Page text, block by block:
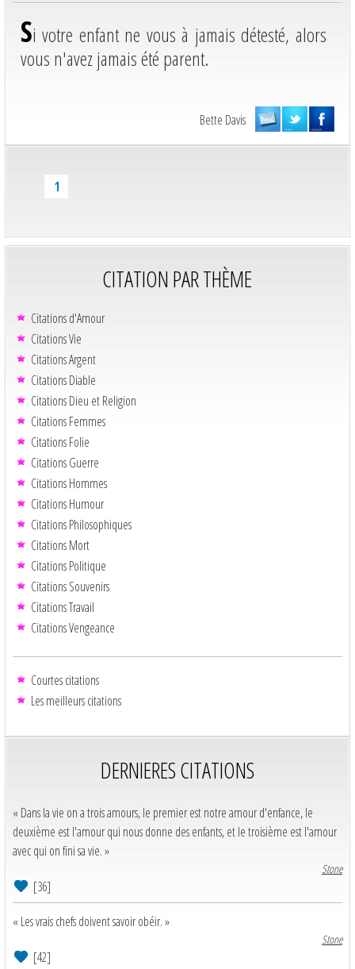
Si votre enfant ne vous à jamais détesté, alors
vous n'avez jamais été parent.
Bette Davis
1
CITATION PAR THÈME
Citations d'Amour
Citations Vie
Citations Argent
Citations Diable
Citations Dieu et Religion
Citations Femmes
Citations Folie
Citations Guerre
Citations Hommes
Citations Humour
Citations Philosophiques
Citations Mort
Citations Politique
Citations Souvenirs
Citations Travail
Citations Vengeance
Courtes citations
Les meilleurs citations
DERNIERES CITATIONS
« Dans la vie on a trois amours, le premier est notre amour d'enfance, le
deuxième est l'amour qui nous donne des enfants, et le troisième est l'amour
avec qui on fini sa vie. »
Stone
[36]
« Les vrais chefs doivent savoir obéir. »
Stone
[42]